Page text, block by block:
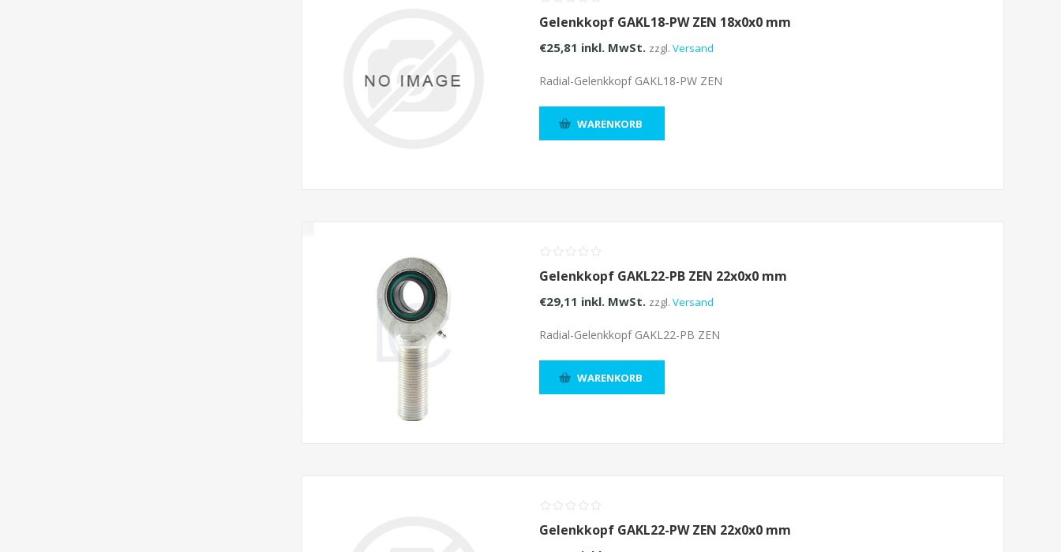
Gelenkkopf GAKL18-PW ZEN 18x0x0 mm
€25,81 inkl. MwSt. zzgl. Versand
Radial-Gelenkkopf GAKL18-PW ZEN
WARENKORB
Gelenkkopf GAKL22-PB ZEN 22x0x0 mm
€29,11 inkl. MwSt. zzgl. Versand
Radial-Gelenkkopf GAKL22-PB ZEN
WARENKORB
Gelenkkopf GAKL22-PW ZEN 22x0x0 mm